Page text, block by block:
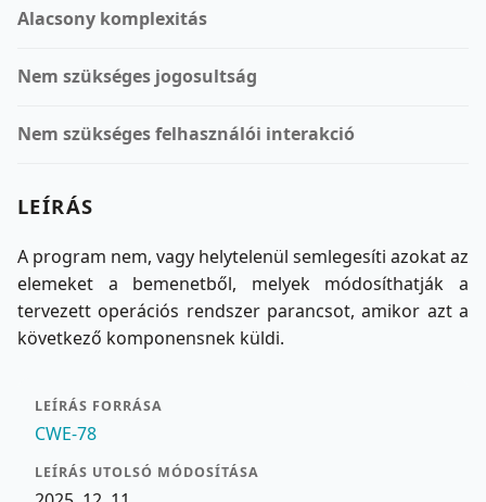
Alacsony komplexitás
Nem szükséges jogosultság
Nem szükséges felhasználói interakció
LEÍRÁS
A program nem, vagy helytelenül semlegesíti azokat az
elemeket a bemenetből, melyek módosíthatják a
tervezett operációs rendszer parancsot, amikor azt a
következő komponensnek küldi.
LEÍRÁS FORRÁSA
CWE-78
LEÍRÁS UTOLSÓ MÓDOSÍTÁSA